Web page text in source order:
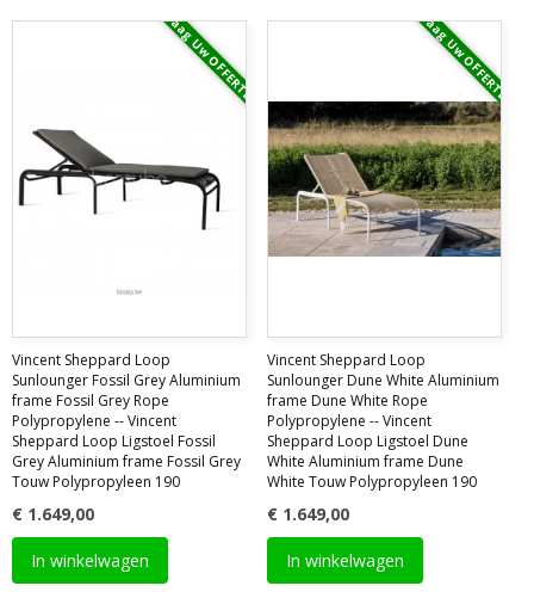
Vraag Uw OFFERTE
Vincent Sheppard Loop
Sunlounger Fossil Grey Aluminium
frame Fossil Grey Rope
Polypropylene -- Vincent
Sheppard Loop Ligstoel Fossil
Grey Aluminium frame Fossil Grey
Touw Polypropyleen 190
€ 1.649,00
In winkelwagen
Vraag Uw OFFERTE
Vincent Sheppard Loop
Sunlounger Dune White Aluminium
frame Dune White Rope
Polypropylene -- Vincent
Sheppard Loop Ligstoel Dune
White Aluminium frame Dune
White Touw Polypropyleen 190
€ 1.649,00
In winkelwagen